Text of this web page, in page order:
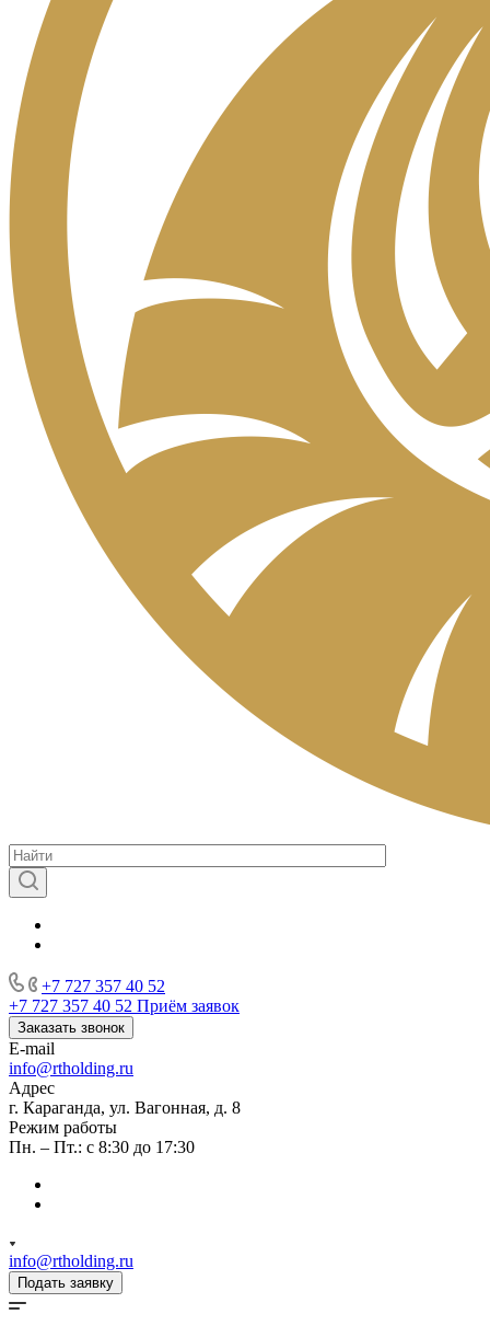
+7 727 357 40 52
+7 727 357 40 52 Приём заявок
Заказать звонок
E-mail
info@rtholding.ru
Адрес
г. Караганда, ул. Вагонная, д. 8
Режим работы
Пн. – Пт.: с 8:30 до 17:30
info@rtholding.ru
Подать заявку